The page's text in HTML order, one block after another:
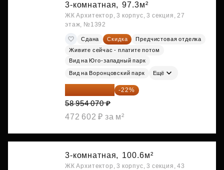
3-комнатная, 97.3м²
ЖК Архитектор, 3 корпус, 3 секция, 27
этаж, №1392
Сдана Скидка
Предчистовая отделка
Живите сейчас - платите потом
Вид на Юго-западный парк
Вид на Воронцовский парк Ещё
45 984 175 ₽ -22%
58 954 070 ₽
472 602 ₽ за м²
3-комнатная, 100.6м²
ЖК Архитектор, 3 корпус, 3 секция, 43